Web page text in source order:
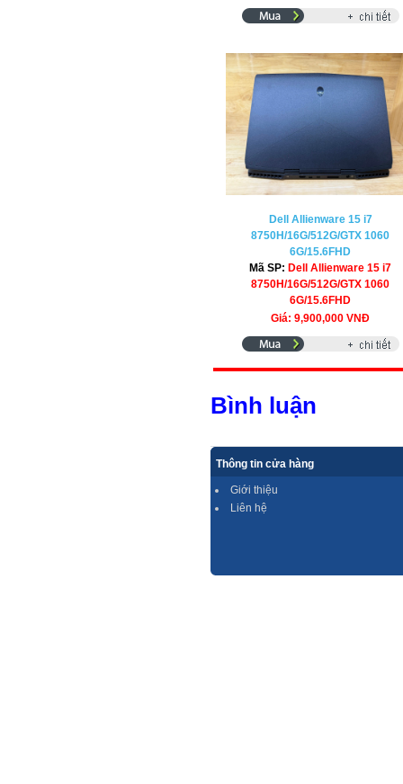
Dell Allienware 15 i7
8750H/16G/512G/GTX 1060
6G/15.6FHD
Mã SP: Dell Allienware 15 i7
8750H/16G/512G/GTX 1060
6G/15.6FHD
Giá: 9,900,000 VNĐ
Bình luận
Thông tin cửa hàng
Giới thiệu
Liên hệ